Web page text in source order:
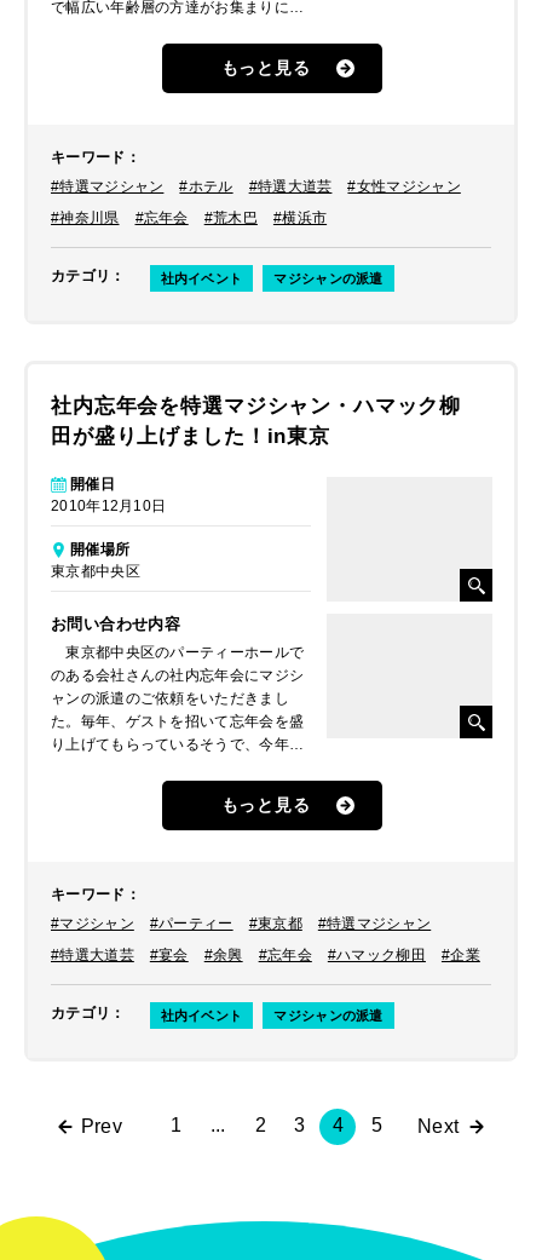
で幅広い年齢層の方達がお集まりにな
な方をご希望されました。
もっと見る
キーワード ：
#特選マジシャン
#ホテル #特選大道芸
#女性マジシャン
#神奈川県
#忘年会 #荒木巴 #横浜市
カテゴリ ： 社内イベント マジシャンの派遣
社内忘年会を特選マジシャン・ハマック柳
田が盛り上げました！in東京
開催日
2010年12月10日
開催場所
東京都中央区
お問い合わせ内容
東京都中央区のパーティーホールで
のある会社さんの社内忘年会にマジシ
ャンの派遣のご依頼をいただきまし
た。毎年、ゲストを招いて忘年会を盛
り上げてもらっているそうで、今年は
もっと見る
キーワード ：
#マジシャン
#パーティー #東京都
#特選マジシャン
#特選大道芸
#宴会 #余興 #忘年会 #ハマック柳田 #企業
カテゴリ ： 社内イベント マジシャンの派遣
Prev 1 ... 2 3 4 5 Next